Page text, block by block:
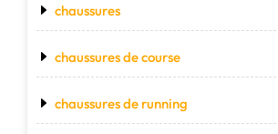
chaussures
chaussures de course
chaussures de running